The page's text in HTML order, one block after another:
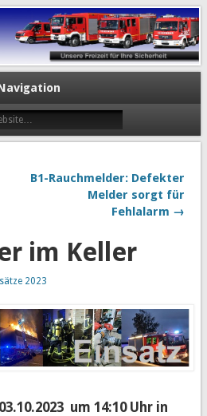
B1-Rauchmelder: Defekter
Melder sorgt für
Fehlalarm →
im Keller
2023
um 14:10 Uhr in